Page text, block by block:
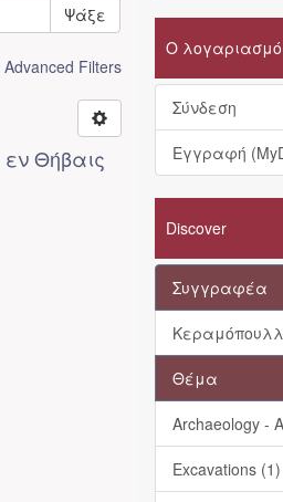
Ψάξε
Advanced Filters
Θήβαις
Ο
Σύνδεση
Εγγραφή
Discover
Συγγραφέα
Θέμα
Archaeology -
Excavations (1)